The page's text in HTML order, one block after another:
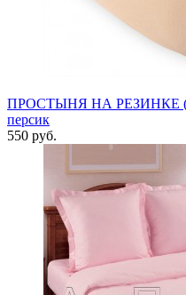
ПРОСТЫНЯ НА РЕЗИНКЕ
персик
550 руб.